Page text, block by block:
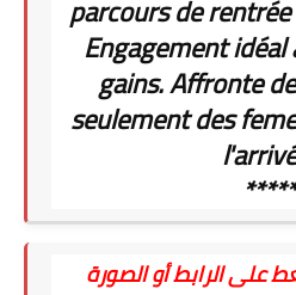
parcours de
Engagement
gains. Affronte
seulement des
*****
على الرابط أو الصورة